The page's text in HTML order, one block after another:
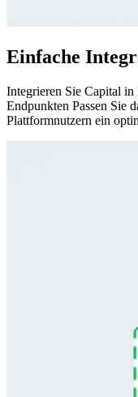
Einfache
Integrieren Sie Capital
Endpunkten Passen Sie
Plattformnutzern ein